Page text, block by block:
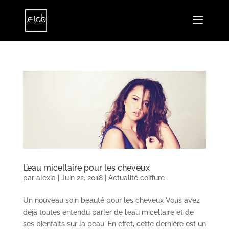
L’eau micellaire pour les cheveux
par alexia| Juin 22, 2018| Actualité coiffure
Un nouveau soin beauté pour les cheveux Vous avez
déjà toutes entendu parler de l’eau micellaire et de
ses bienfaits sur la peau. En effet, cette dernière est un